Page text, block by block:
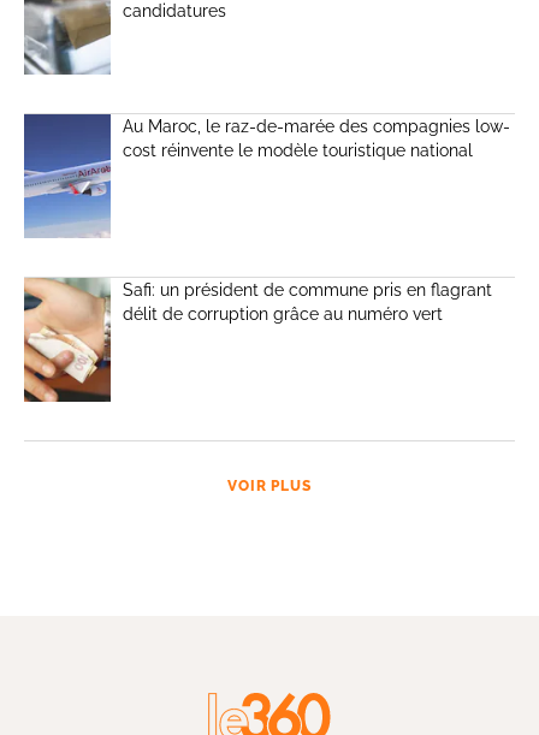
candidatures
Au Maroc, le raz-de-marée des compagnies low-
cost réinvente le modèle touristique national
Safi: un président de commune pris en flagrant
délit de corruption grâce au numéro vert
VOIR PLUS